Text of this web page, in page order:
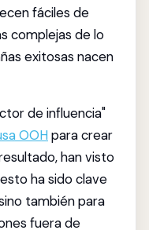
fáciles de
complejas de lo
exitosas nacen
de influencia"
OOHpara crear
han visto
ha sido clave
también para
fuera de